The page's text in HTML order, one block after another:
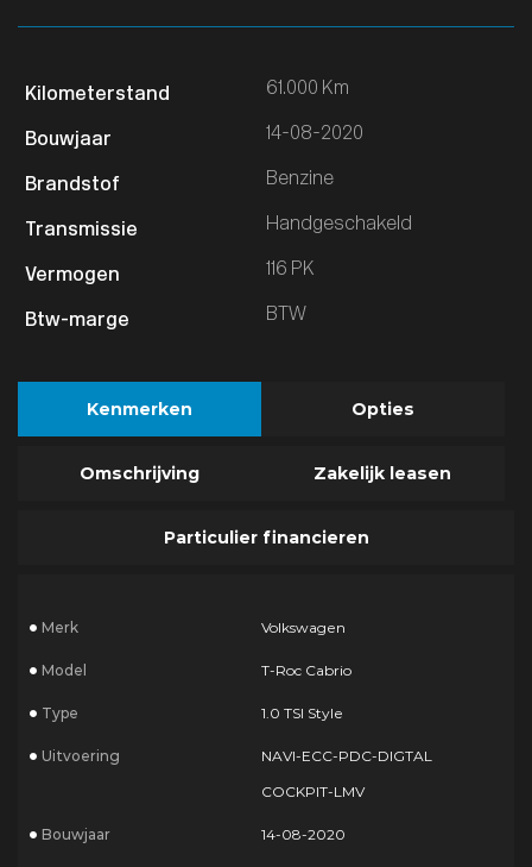
61.000 Km
14-08-2020
Benzine
Handgeschakeld
116 PK
BTW
Kenmerken Opties
Omschrijving Zakelijk leasen
Particulier financieren
Merk Volkswagen
Model T-Roc Cabrio
Type 1.0 TSI Style
Uitvoering
NAVI-ECC-PDC-DIGTAL
COCKPIT-LMV
Bouwjaar 14-08-2020